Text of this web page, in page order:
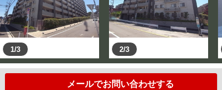
1/3 2/3
メールでお問い合わせする